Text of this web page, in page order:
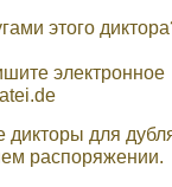
этого
электронное
для
распоряжении.